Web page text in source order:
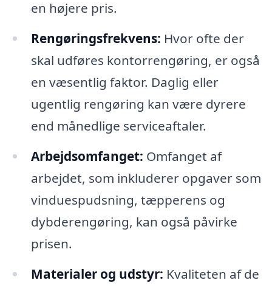
en højere pris.
Rengøringsfrekvens: Hvor ofte der
skal udføres kontorrengøring, er også
en væsentlig faktor. Daglig eller
ugentlig rengøring kan være dyrere
end månedlige serviceaftaler.
Arbejdsomfanget: Omfanget af
arbejdet, som inkluderer opgaver som
vinduespudsning, tæpperens og
dybderengøring, kan også påvirke
prisen.
Materialer og udstyr: Kvaliteten af de